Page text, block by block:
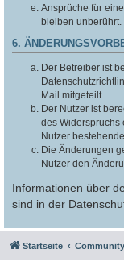
Ansprüche für
bleiben unberührt.
6.
Der Betreiber ist
Mail mitgeteilt.
Der Nutzer ist
des Widerspruchs
Nutzer
Die Änderungen
Nutzer den
Informationen über
sind in der
Startseite Community